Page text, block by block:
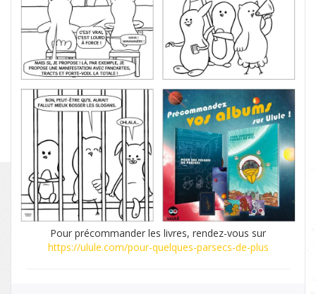
Pour précommander les livres, rendez-vous sur
https://ulule.com/pour-quelques-parsecs-de-plus